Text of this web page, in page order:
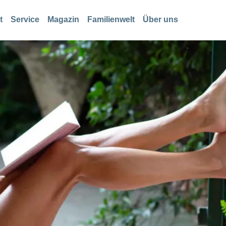
Service Magazin Familienwelt Über uns